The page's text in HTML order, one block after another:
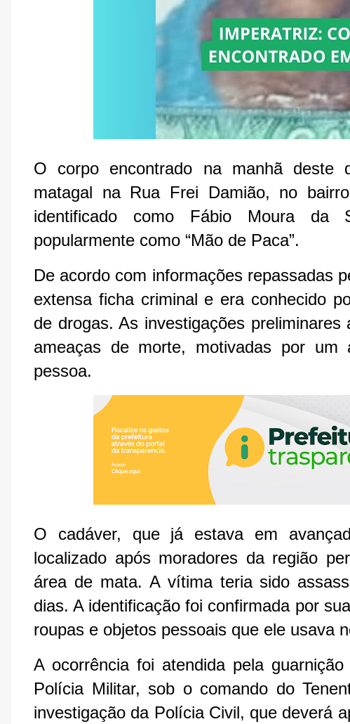
O corpo encontrado na manhã deste
matagal na Rua Frei Damião, no
identificado como Fábio Moura da
popularmente como “Mão de Paca”.
De acordo com informações repassadas
extensa ficha criminal e era conhecido
de drogas. As investigações
ameaças de morte, motivadas por
pessoa.
O cadáver, que já estava em
localizado após moradores da região
área de mata. A vítima teria sido
dias. A identificação foi confirmada por
roupas e objetos pessoais que ele usava
A ocorrência foi atendida pela
Polícia Militar, sob o comando do
investigação da Polícia Civil, que deverá